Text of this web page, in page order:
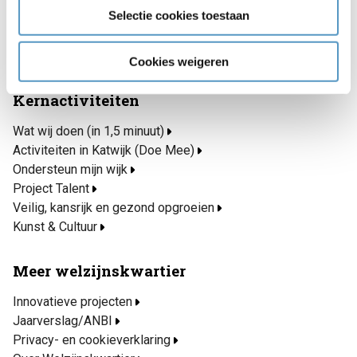
Selectie cookies toestaan
Cookies weigeren
Katwijk Rijd(t) Mee
Open eettafels
Kernactiviteiten
Wat wij doen (in 1,5 minuut)
Activiteiten in Katwijk (Doe Mee)
Ondersteun mijn wijk
Project Talent
Veilig, kansrijk en gezond opgroeien
Kunst & Cultuur
Meer welzijnskwartier
Innovatieve projecten
Jaarverslag/ANBI
Privacy- en cookieverklaring